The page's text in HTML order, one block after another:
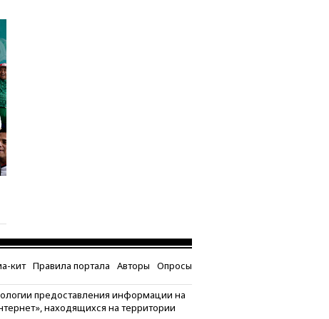
кит Правила портала Авторы Опросы
предоставления информации на
находящихся на территории